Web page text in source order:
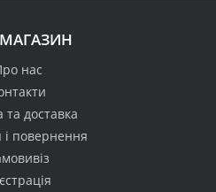
нас
та доставка
і повернення